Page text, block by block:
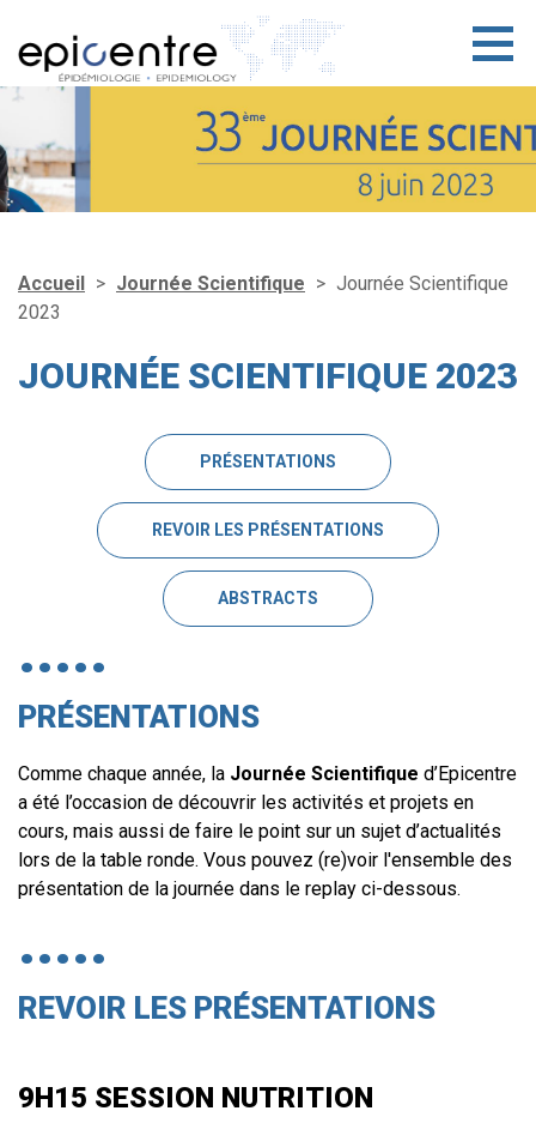
contenu
principal
Accueil Journée Scientifique
Journée Scientifique
2023
JOURNÉE SCIENTIFIQUE 2023
PRÉSENTATIONS
REVOIR LES PRÉSENTATIONS
ABSTRACTS
Corps
éditorial
PRÉSENTATIONS
Comme chaque année, la Journée Scientifique d’Epicentre
a été l’occasion de découvrir les activités et projets en
cours, mais aussi de faire le point sur un sujet d’actualités
lors de la table ronde. Vous pouvez (re)voir l'ensemble des
présentation de la journée dans le replay ci-dessous.
REVOIR LES PRÉSENTATIONS
9H15 SESSION NUTRITION